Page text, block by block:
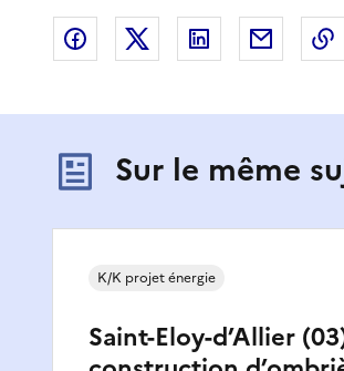
Partager sur Facebook
Partager sur XPartager sur
Sur le même
Saint-Eloy-d’Allier
K/K projet énergie